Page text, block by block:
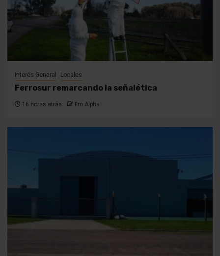
Interés General Locales
Ferrosur remarcando la señalética
16 horas atrás Fm Alpha